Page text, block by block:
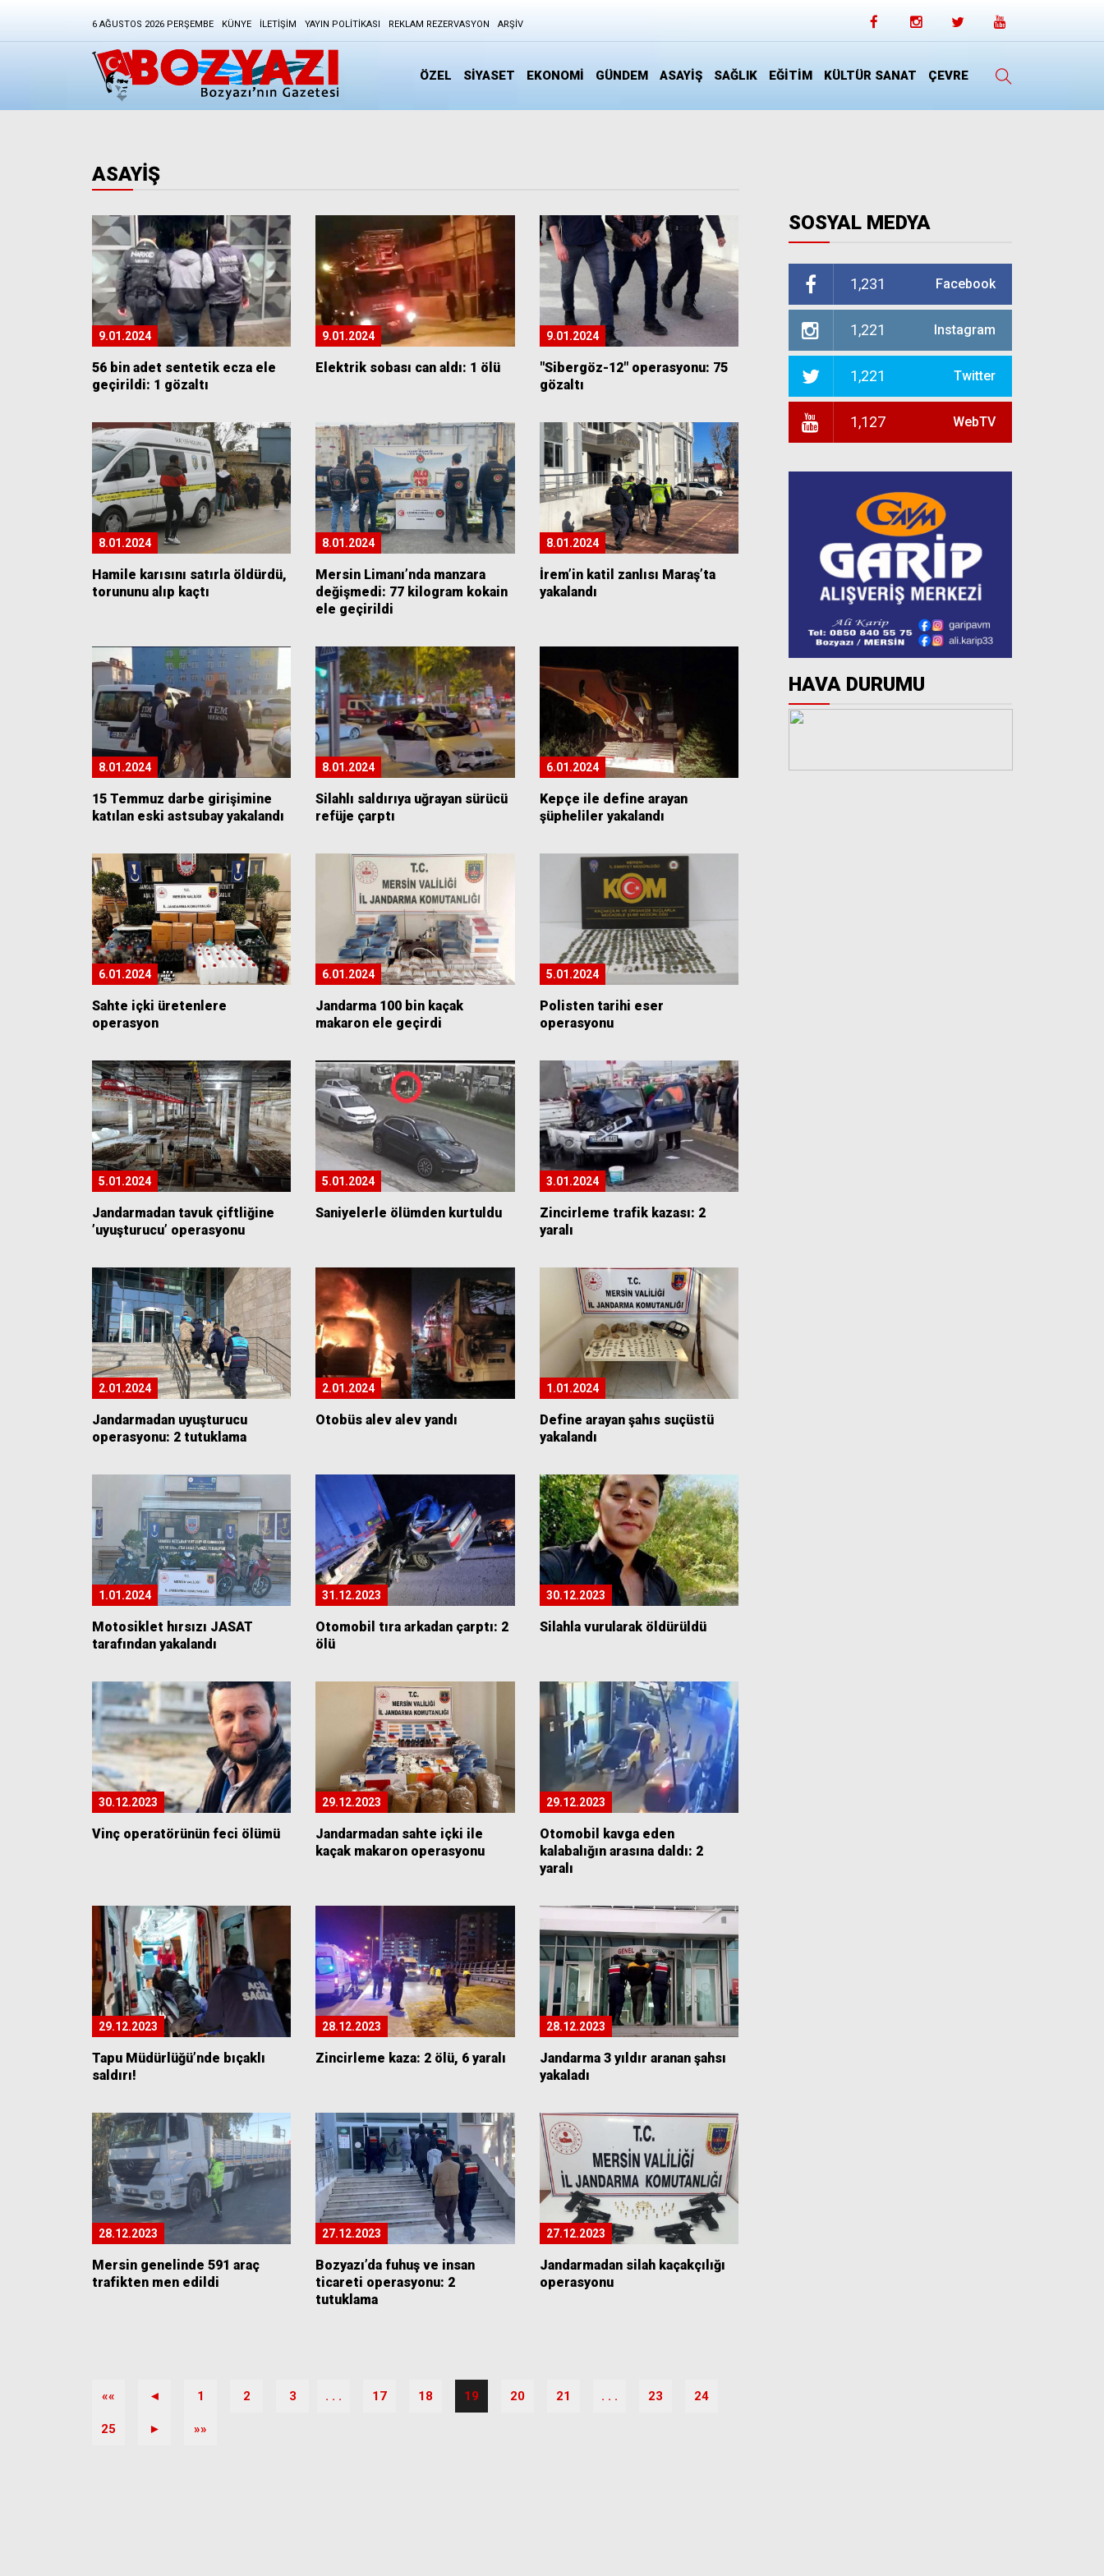
6 AĞUSTOS 2026 PERŞEMBE KÜNYE İLETIŞIM YAYIN POLITIKASI REKLAM REZERVASYON ARŞIV
ÖZEL SİYASET EKONOMİ GÜNDEM ASAYİŞ SAĞLIK EĞİTİM KÜLTÜR SANAT ÇEVRE
ASAYİŞ
9.01.2024
56 bin adet sentetik ecza ele
geçirildi: 1 gözaltı
9.01.2024
Elektrik sobası can aldı: 1 ölü
9.01.2024
"Sibergöz-12" operasyonu: 75
gözaltı
8.01.2024
Hamile karısını satırla öldürdü,
torununu alıp kaçtı
8.01.2024
Mersin Limanı’nda manzara
değişmedi: 77 kilogram kokain
ele geçirildi
8.01.2024
İrem’in katil zanlısı Maraş’ta
yakalandı
8.01.2024
15 Temmuz darbe girişimine
katılan eski astsubay yakalandı
8.01.2024
Silahlı saldırıya uğrayan sürücü
refüje çarptı
6.01.2024
Kepçe ile define arayan
şüpheliler yakalandı
6.01.2024
Sahte içki üretenlere
operasyon
6.01.2024
Jandarma 100 bin kaçak
makaron ele geçirdi
5.01.2024
Polisten tarihi eser
operasyonu
5.01.2024
Jandarmadan tavuk çiftliğine
’uyuşturucu’ operasyonu
5.01.2024
Saniyelerle ölümden kurtuldu
3.01.2024
Zincirleme trafik kazası: 2
yaralı
2.01.2024
Jandarmadan uyuşturucu
operasyonu: 2 tutuklama
2.01.2024
Otobüs alev alev yandı
1.01.2024
Define arayan şahıs suçüstü
yakalandı
1.01.2024
Motosiklet hırsızı JASAT
tarafından yakalandı
31.12.2023
Otomobil tıra arkadan çarptı: 2
ölü
30.12.2023
Silahla vurularak öldürüldü
30.12.2023
Vinç operatörünün feci ölümü
29.12.2023
Jandarmadan sahte içki ile
kaçak makaron operasyonu
29.12.2023
Otomobil kavga eden
kalabalığın arasına daldı: 2
yaralı
29.12.2023
Tapu Müdürlüğü’nde bıçaklı
saldırı!
28.12.2023
Zincirleme kaza: 2 ölü, 6 yaralı
28.12.2023
Jandarma 3 yıldır aranan şahsı
yakaladı
28.12.2023
Mersin genelinde 591 araç
trafikten men edildi
27.12.2023
Bozyazı’da fuhuş ve insan
ticareti operasyonu: 2
tutuklama
27.12.2023
Jandarmadan silah kaçakçılığı
operasyonu
«« ◄ 1 2 3 . . . 17 18 19 20 21 . . . 23 24
25 ► »»
SOSYAL MEDYA
1,231 Facebook
1,221 Instagram
1,221 Twitter
1,127 WebTV
HAVA DURUMU